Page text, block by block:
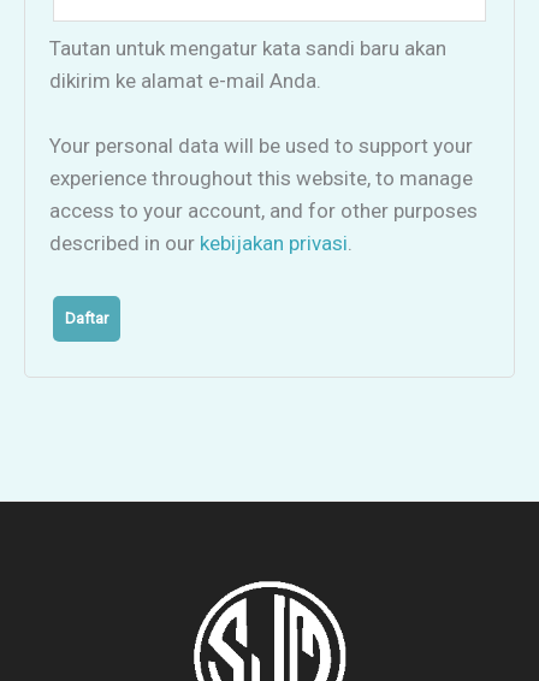
Tautan untuk mengatur kata sandi baru akan
dikirim ke alamat e-mail Anda.
Your personal data will be used to support your
experience throughout this website, to manage
access to your account, and for other purposes
described in our kebijakan privasi.
Daftar